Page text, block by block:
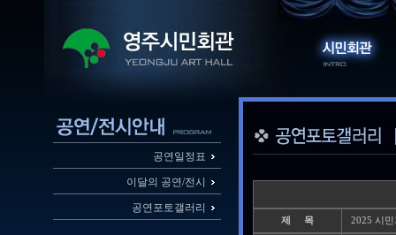
공연일정표
이달의 공연/전시
공연포토갤러리
제 목 2025 시